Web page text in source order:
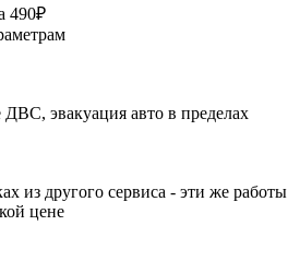
490₽
эвакуация авто в пределах
из другого сервиса - эти же работы
цене